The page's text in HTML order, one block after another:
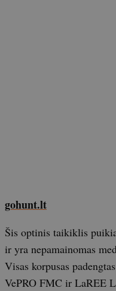
gohunt.lt
Šis optinis taikiklis
ir yra nepamainomas
Visas korpusas
VePRO FMC ir LaREE